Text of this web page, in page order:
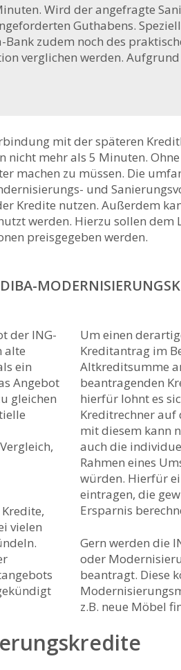
Wird der angefragte
Guthabens.
zudem noch des
verglichen werden.
mit der späteren
nicht mehr als 5 Minuten.
machen zu müssen. Die
und
Kredite nutzen. Außerdem
werden. Hierzu sollen dem
preisgegeben werden.
der ING-
alte
ein
Angebot
gleichen
vielen
Um einen
Kreditantrag im
Altkreditsumme
beantragenden
hierfür lohnt es
Kreditrechner auf
mit diesem kann
auch die
Rahmen eines
würden. Hierfür
eintragen, die
Ersparnis
Gern werden die
oder
beantragt. Diese
z.B. neue Möbel